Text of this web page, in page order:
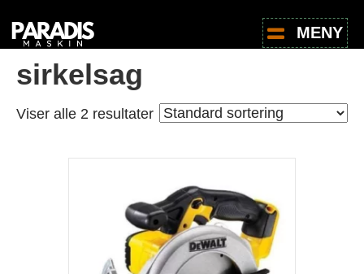
MENY
Hjem/Butikk / Produkter med stikkord «sirkelsag»
sirkelsag
Viser alle 2 resultater